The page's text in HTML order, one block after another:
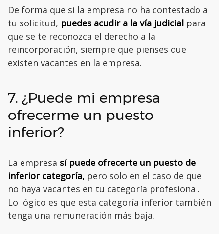
De forma que si la empresa no ha contestado a
tu solicitud, puedes acudir a la vía judicial para
que se te reconozca el derecho a la
reincorporación, siempre que pienses que
existen vacantes en la empresa.
7. ¿Puede mi empresa
ofrecerme un puesto
inferior?
La empresa sí puede ofrecerte un puesto de
inferior categoría, pero solo en el caso de que
no haya vacantes en tu categoría profesional.
Lo lógico es que esta categoría inferior también
tenga una remuneración más baja.